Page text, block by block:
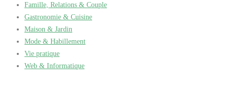
Famille, Relations & Couple
Gastronomie & Cuisine
Maison & Jardin
Mode & Habillement
Vie pratique
Web & Informatique